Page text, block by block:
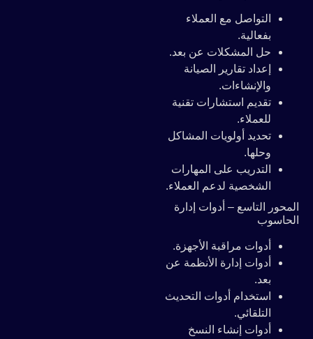
التواصل مع العملاء
بفعالية.
حل المشكلات عن بعد.
إعداد تقارير الصيانة
والإنشاءات.
تقديم استشارات تقنية
للعملاء.
تحديد أولويات المشاكل
وحلها.
التدريب على المهارات
الشخصية لدعم العملاء.
المحور التاسع – أدوات إدارة
الحاسوب
أدوات مراقبة الأجهزة.
أدوات إدارة الأنظمة عن
بعد.
استخدام أدوات التحديث
التلقائي.
أدوات إنشاء النسخ